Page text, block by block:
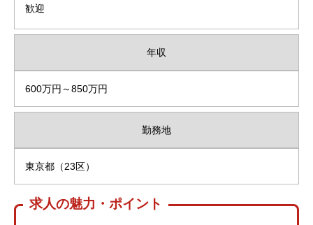
歓迎
年収
600万円～850万円
勤務地
東京都（23区）
求人の魅力・ポイント